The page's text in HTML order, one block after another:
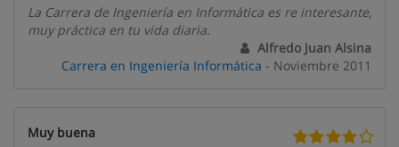
La Carrera de Ingeniería en Informática es re interesante,
muy práctica en tu vida diaria.
Alfredo Juan Alsina
Carrera en Ingeniería Informática - Noviembre 2011
Muy buena